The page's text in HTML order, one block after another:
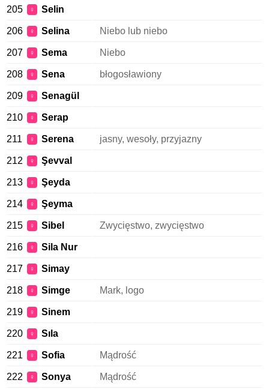
205 ♀ Selin
206 ♀ Selina Niebo lub niebo
207 ♀ Sema Niebo
208 ♀ Sena błogosławiony
209 ♀ Senagül
210 ♀ Serap
211 ♀ Serena jasny, wesoły, przyjazny
212 ♀ Şevval
213 ♀ Şeyda
214 ♀ Şeyma
215 ♀ Sibel Zwycięstwo, zwycięstwo
216 ♀ Sila Nur
217 ♀ Simay
218 ♀ Simge Mark, logo
219 ♀ Sinem
220 ♀ Sıla
221 ♀ Sofia Mądrość
222 ♀ Sonya Mądrość